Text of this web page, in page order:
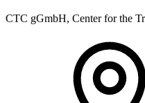
CTC gGmbH, Center for the